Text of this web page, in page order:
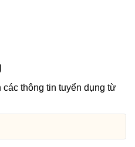
thông tin tuyển dụng từ